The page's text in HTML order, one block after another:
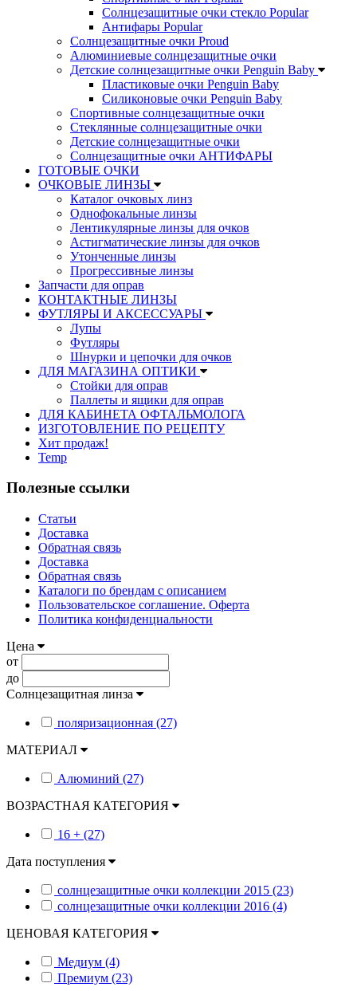
Солнцезащитные очки стекло Popular
Aнтифары Popular
Солнцезащитные очки Proud
Алюминиевые солнцезащитные очки
Детские солнцезащитные очки Penguin Baby
Пластиковые очки Penguin Baby
Силиконовые очки Penguin Baby
Спортивные солнцезащитные очки
Стеклянные солнцезащитные очки
Детские солнцезащитные очки
Солнцезащитные очки АНТИФАРЫ
ГОТОВЫЕ ОЧКИ
ОЧКОВЫЕ ЛИНЗЫ
Каталог очковых линз
Однофокальные линзы
Лентикулярные линзы для очков
Астигматические линзы для очков
Утонченные линзы
Прогрессивные линзы
Запчасти для оправ
КОНТАКТНЫЕ ЛИНЗЫ
ФУТЛЯРЫ И АКСЕССУАРЫ
Лупы
Футляры
Шнурки и цепочки для очков
ДЛЯ МАГАЗИНА ОПТИКИ
Стойки для оправ
Паллеты и ящики для оправ
ДЛЯ КАБИНЕТА ОФТАЛЬМОЛОГА
ИЗГОТОВЛЕНИЕ ПО РЕЦЕПТУ
Хит продаж!
Temp
Полезные ссылки
Статьи
Доставка
Обратная связь
Доставка
Обратная связь
Каталоги по брендам с описанием
Пользовательское соглашение. Оферта
Политика конфиденциальности
Цена
от
до
Солнцезащитная линза
поляризационная (27)
МАТЕРИАЛ
Алюминий (27)
ВОЗРАСТНАЯ КАТЕГОРИЯ
16 + (27)
Дата поступления
солнцезащитные очки коллекции 2015 (23)
солнцезащитные очки коллекции 2016 (4)
ЦЕНОВАЯ КАТЕГОРИЯ
Медиум (4)
Премиум (23)